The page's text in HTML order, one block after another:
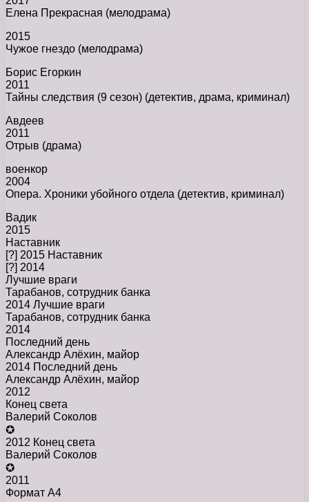
Елена Прекрасная (мелодрама)
2015
Чужое гнездо (мелодрама)
Борис Егоркин
2011
Тайны следствия (9 сезон) (детектив, драма, криминал)
Авдеев
2011
Отрыв (драма)
военкор
2004
Опера. Хроники убойного отдела (детектив, криминал)
Вадик
2015
Наставник
[?] 2015 Наставник
[?] 2014
Лучшие враги
Тарабанов, сотрудник банка
2014 Лучшие враги
Тарабанов, сотрудник банка
2014
Последний день
Александр Алёхин, майор
2014 Последний день
Александр Алёхин, майор
2012
Конец света
Валерий Соколов
✪
2012 Конец света
Валерий Соколов
✪
2011
Формат А4